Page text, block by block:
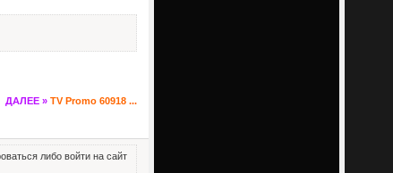
ДАЛЕЕ » TV Promo 60918 ...
либо войти на сайт